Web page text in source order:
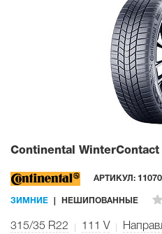
Continental WinterContact
АРТИКУЛ:
ЗИМНИЕ НЕШИПОВАННЫЕ
315/35 R22 111 V